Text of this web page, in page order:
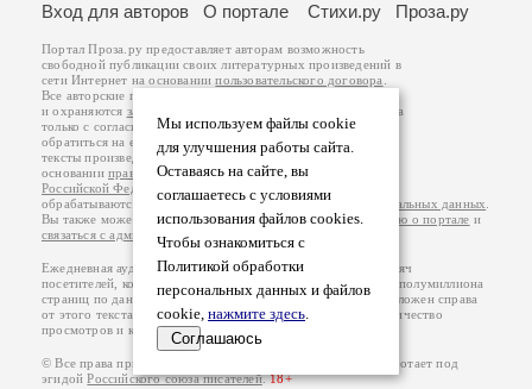
Мы используем файлы cookie
для улучшения работы сайта.
Оставаясь на сайте, вы
соглашаетесь с условиями
использования файлов cookies.
Чтобы ознакомиться с
Политикой обработки
персональных данных и файлов
cookie, нажмите здесь.
Соглашаюсь
Вход для авторов
О портале Стихи.ру Проза.ру
Портал Проза.ру предоставляет авторам возможность
свободной публикации своих литературных произведений в
сети Интернет на основаниипользовательского договора
Все авторские права на произведения принадлежат авторам
и охраняются законом
. Перепечатка произведений возможна
только с согласия его автора, к которому вы можете
обратиться на его авторской странице. Ответственность за
тексты произведений авторы несут самостоятельно на
основанииправил публикацииизаконодательства
Российской Федерации
обрабатываются на основанииПолитики обработки персональных данных
Вы также можете посмотреть более подробнуюинформацию о портале и
связаться с администрацией
Ежедневная аудитория портала Проза.ру – порядка 100 тысяч
посетителей, которые в общей сумме просматривают более полумиллиона
страниц по данным счетчика посещаемости, который расположен справа
от этого текста. В каждой графе указано по две цифры: количество
просмотров и количество посетителей.
© Все права принадлежат авторам, 2000-2026. Портал работает под
эгидойРоссийского союза писателей.18+